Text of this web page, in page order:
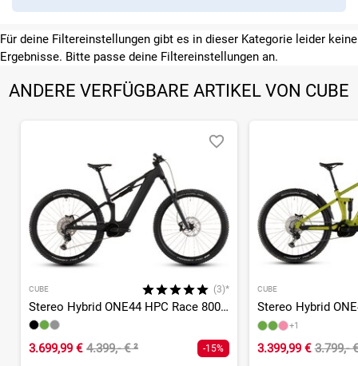
Für deine Filtereinstellungen gibt es in dieser Kategorie leider keine
Ergebnisse. Bitte passe deine Filtereinstellungen an.
ANDERE VERFÜGBARE ARTIKEL VON CUBE
CUBE (3)*
Stereo Hybrid ONE44 HPC Race 800 - 800 Wh - 29 Zoll - Fully
3.699,99 € 4.399,- €² -15%
CUBE
+1
3.399,99 € 3.799,-